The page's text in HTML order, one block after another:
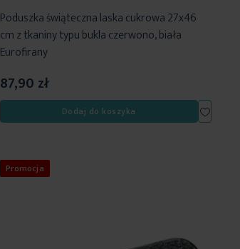
Poduszka świąteczna laska cukrowa 27x46
cm z tkaniny typu bukla czerwono, biała
Eurofirany
87,90 zł
Dodaj do koszyka
Dodaj
do
Promocja